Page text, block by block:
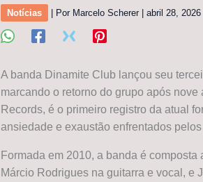
Notícias | Por Marcelo Scherer abril 28, 2026
A banda Dinamite Club lançou seu
marcando o retorno do grupo após
Records, é o primeiro registro da atual
ansiedade e exaustão enfrentados
Formada em 2010, a banda é
Márcio Rodrigues na guitarra e vocal, e